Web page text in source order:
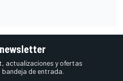
actualizaciones y ofertas
de entrada.